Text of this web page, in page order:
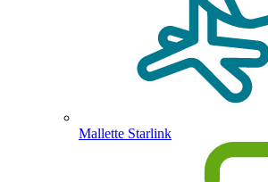
Mallette Starlink